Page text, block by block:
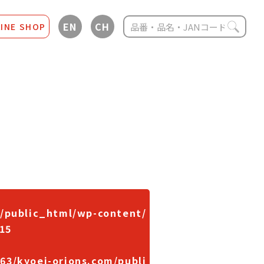
SHOP EN CH
public_html/wp-content/
15
kyoei-orions.com/publi